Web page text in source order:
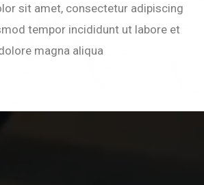
sit amet, consectetur adipiscing
tempor incididunt ut labore et
magna aliqua